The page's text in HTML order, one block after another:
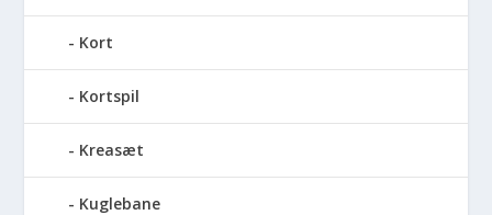
Kort
Kortspil
Kreasæt
Kuglebane